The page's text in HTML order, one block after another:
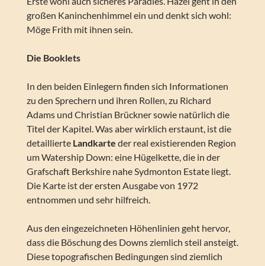
großen Kaninchenhimmel ein und denkt sich wohl:
Möge Frith mit ihnen sein.
Die Booklets
In den beiden Einlegern finden sich Informationen
zu den Sprechern und ihren Rollen, zu Richard
Adams und Christian Brückner sowie natürlich die
Titel der Kapitel. Was aber wirklich erstaunt, ist die
detaillierte Landkarte der real existierenden Region
um Watership Down: eine Hügelkette, die in der
Grafschaft Berkshire nahe Sydmonton Estate liegt.
Die Karte ist der ersten Ausgabe von 1972
entnommen und sehr hilfreich.
Aus den eingezeichneten Höhenlinien geht hervor,
dass die Böschung des Downs ziemlich steil ansteigt.
Diese topografischen Bedingungen sind ziemlich